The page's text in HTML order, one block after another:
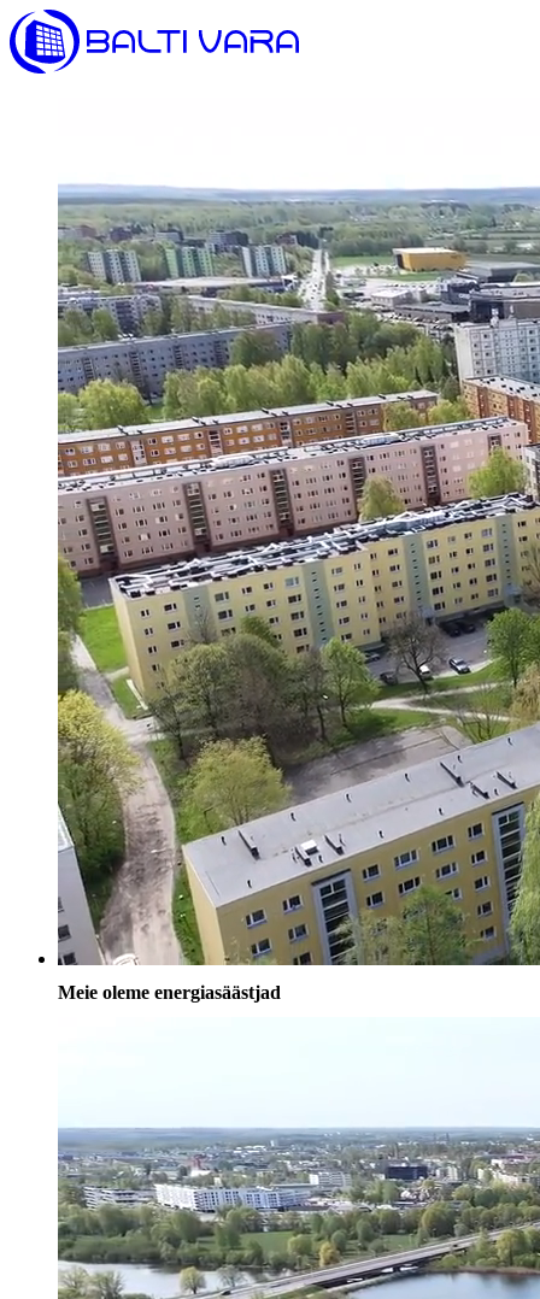
Meie oleme energiasäästjad